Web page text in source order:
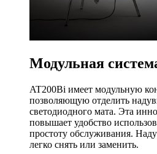
Модульная
AT200Bi имеет модульную
позволяющую отделить
светодиодного мата. Эта
повышает удобство
простоту обслуживания.
легко снять или заменить.